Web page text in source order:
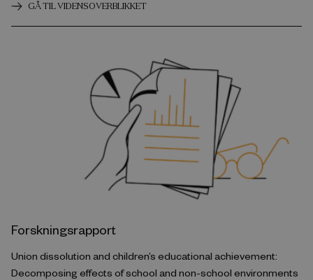
GÅ TIL VIDENSOVERBLIKKET
Forskningsrapport
Union dissolution and children’s educational achievement:
Decomposing effects of school and non-school environments